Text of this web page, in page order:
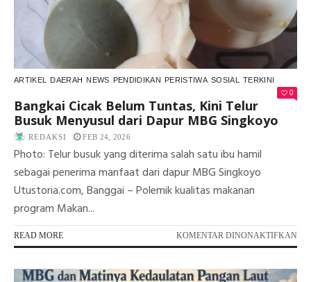
ARTIKEL DAERAH NEWS PENDIDIKAN PERISTIWA SOSIAL TERKINI
0
Bangkai Cicak Belum Tuntas, Kini Telur
Busuk Menyusul dari Dapur MBG Singkoyo
REDAKSI FEB 24, 2026
Photo: Telur busuk yang diterima salah satu ibu hamil
sebagai penerima manfaat dari dapur MBG Singkoyo
Utustoria.com, Banggai – Polemik kualitas makanan
program Makan...
READ MORE KOMENTAR DINONAKTIFKAN